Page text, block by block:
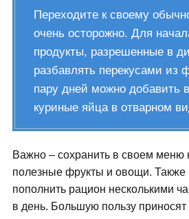
Переходите к своему
очень осторожно. Для
продукты, разрешенные в
разбавлять перекусами из
пару дней можно добавить
куриные яйца в отварном
Важно – сохранить в своем
полезные фрукты и овощи. Также
пополнить рацион несколькими
в день. Большую пользу